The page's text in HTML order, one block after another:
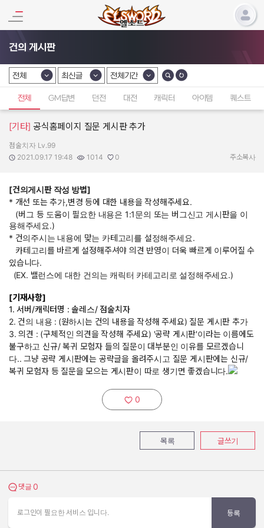
건의 게시판
카테고리 선택
전체
카테고리 선택
최신글
카테고리 선택
전체기간
전체 GM답변 던전 대전 캐릭터 아이템 퀘스트
[기타] 공식홈페이지 질문 게시판 추가
작성자:
점술치자 Lv.99
작성일:
2021.09.17 19:48
조회수:
1014
추천수:
0 주소복사
[건의게시판 작성 방법]
* 개선 또는 추가,변경 등에 대한 내용을 작성해주세요.
(버그 등 도움이 필요한 내용은 1:1문의 또는 버그신고 게시판을 이
용해주세요.)
* 건의주시는 내용에 맞는 카테고리를 설정해주세요.
카테고리를 바르게 설정해주셔야 의견 반영이 더욱 빠르게 이루어질 수
있습니다.
(EX. 밸런스에 대한 건의는 캐릭터 카테고리로 설정해주세요.)
[기재사항]
1. 서버/캐릭터명 : 솔레스/ 점술치자
2. 건의 내용 : (원하시는 건의 내용을 작성해 주세요) 질문 게시판 추가
3. 의견 : (구체적인 의견을 작성해 주세요) '공략 게시판'이라는 이름에도
불구하고 신규/ 복귀 모험자 들의 질문이 대부분인 이유를 모르겠습니
다.. 그냥 공략 게시판에는 공략글을 올려주시고 질문 게시판에는 신규/
복귀 모험자 등 질문을 모으는 게시판이 따로 생기면 좋겠습니다.
추천하기:
0
목록 글쓰기
댓글 보기
댓글 0
로그인이 필요한 서비스 입니다. 등록